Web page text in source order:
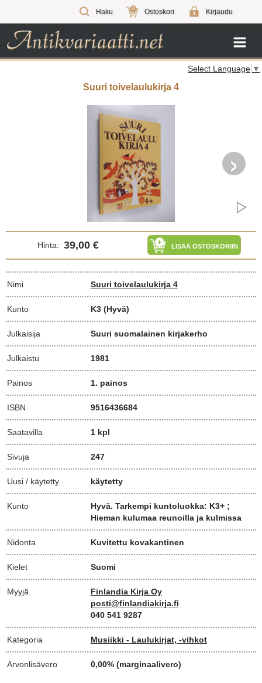
Haku 0 Ostoskori Kirjaudu
Select Language ▼
Suuri toivelaulukirja 4
›
Hinta: 39,00 € LISÄÄ OSTOSKORIIN
Nimi Suuri toivelaulukirja 4
Kunto K3 (Hyvä)
Julkaisija Suuri suomalainen kirjakerho
Julkaistu 1981
Painos 1. painos
ISBN 9516436684
Saatavilla 1 kpl
Sivuja 247
Uusi / käytetty käytetty
Kunto
Hyvä. Tarkempi kuntoluokka: K3+ ;
Hieman kulumaa reunoilla ja kulmissa
Nidonta Kuvitettu kovakantinen
Kielet Suomi
Myyjä
Finlandia Kirja Oy
posti@finlandiakirja.fi
040 541 9287
Kategoria Musiikki - Laulukirjat, -vihkot
Arvonlisävero 0,00% (marginaalivero)